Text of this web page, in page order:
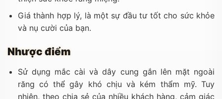
Giá thành hợp lý, là một sự đầu tư tốt cho sức khỏe
và nụ cười của bạn.
Nhược điểm
Sử dụng mắc cài và dây cung gắn lên mặt ngoài
răng có thể gây khó chịu và kém thẩm mỹ. Tuy
nhiên, theo chia sẻ của nhiều khách hàng, cảm giác